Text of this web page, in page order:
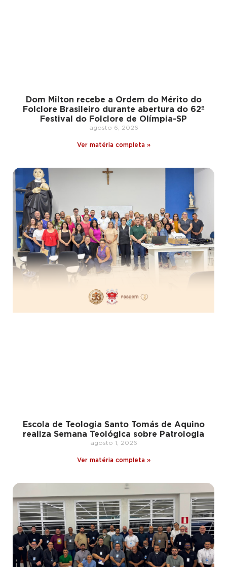
Dom Milton recebe a Ordem do Mérito do
Folclore Brasileiro durante abertura do 62º
Festival do Folclore de Olímpia-SP
agosto 6, 2026
Ver matéria completa »
Escola de Teologia Santo Tomás de Aquino
realiza Semana Teológica sobre Patrologia
agosto 1, 2026
Ver matéria completa »